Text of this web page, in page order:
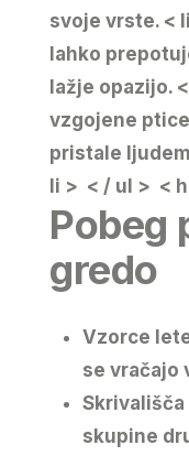
svoje vrste. <
lahko
lažje opazijo.
vzgojene
pristale
li > < / ul > <
Pobeg
gredo
Vzorce
se vračajo
Skrivališča
skupine